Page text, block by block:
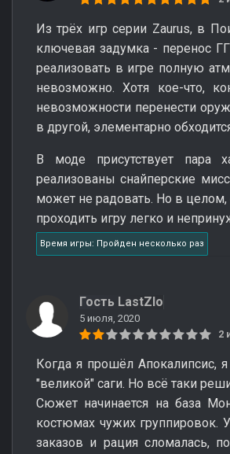
Из трёх игр серии Zaurus, в
ключевая задумка - перенос
реализовать в игре полную
невозможно. Хотя кое-что,
невозможности перенести
в другой, элементарно
В моде присутствует пара
реализованы снайперские
может не радовать. Но в
проходить игру легко и
Время игры: Пройден несколько раз
Гость LastZlo
5 июля, 2020
2
Когда я прошёл Апокалипсис,
"великой" саги. Но всё таки
Сюжет начинается на база
костюмах чужих группировок.
заказов и рация сломалась,